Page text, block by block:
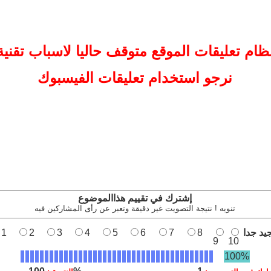
تعليقات الموقع متوقف حاليا لاسباب
نرجو استخدام تعليقات الفيسبوك
إشترك في تقييم هذاالموضوع
تنويه ! نتيجة التصويت غير دقيقة وتعبر عن رأى المشاركين فيه
1 2 3 4 5 6 7
8
9
10
جدا
100%